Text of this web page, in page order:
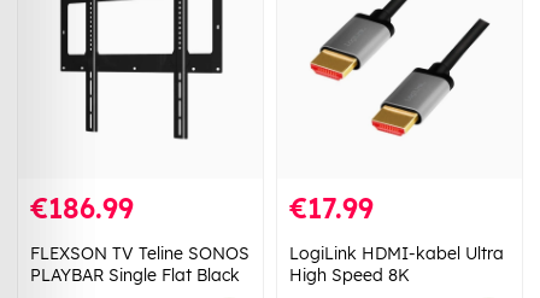
€186.99
FLEXSON TV Teline SONOS
PLAYBAR Single Flat Black
€17.99
LogiLink HDMI-kabel Ultra
High Speed 8K